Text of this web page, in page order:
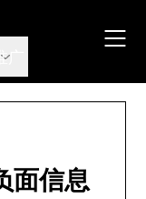
面信息